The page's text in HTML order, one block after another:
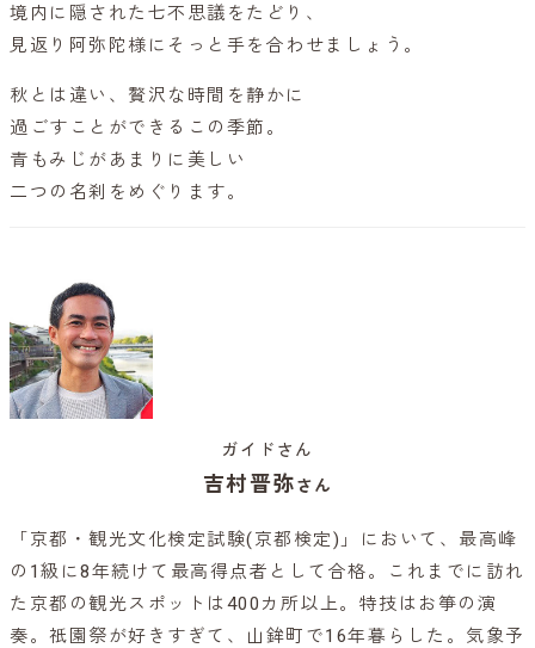
境内に隠された七不思議をたどり、
見返り阿弥陀様にそっと手を合わせましょう。
秋とは違い、贅沢な時間を静かに
過ごすことができるこの季節。
青もみじがあまりに美しい
二つの名刹をめぐります。
ガイドさん
吉村晋弥さん
「京都・観光文化検定試験(京都検定)」において、最高峰
の1級に8年続けて最高得点者として合格。これまでに訪れ
た京都の観光スポットは400カ所以上。特技はお箏の演
奏。祇園祭が好きすぎて、山鉾町で16年暮らした。気象予